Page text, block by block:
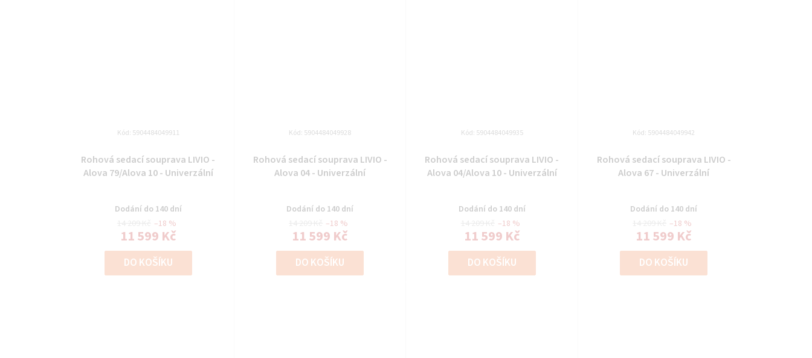
Rohová sedací souprava LIVIO -
Alova 79/Alova 10 - Univerzální
Dodání do 140 dní
11 599 Kč
–18 %
DO KOŠÍKU
Kód: 5904484049911
Rohová sedací souprava LIVIO -
Alova 04 - Univerzální
Dodání do 140 dní
11 599 Kč
–18 %
DO KOŠÍKU
Kód: 5904484049928
Rohová sedací souprava LIVIO -
Alova 04/Alova 10 - Univerzální
Dodání do 140 dní
11 599 Kč
–18 %
DO KOŠÍKU
Kód: 5904484049935
Rohová sedací souprava LIVIO -
Alova 67 - Univerzální
Dodání do 140 dní
11 599 Kč
–18 %
DO KOŠÍKU
Kód: 5904484049942